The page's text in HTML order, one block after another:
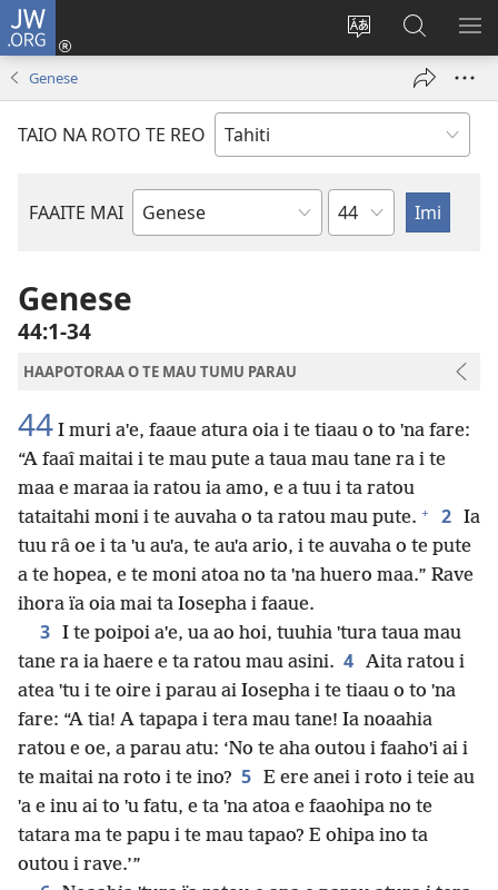
JW.ORG
Taui
reo
Nati
(opens
Maimiraa
nia
JW.ORG
Genese
TAIO NA ROTO TE REO
FAAITE MAI
Buka
Pene
Genese
44:1-34
HAAPOTORAA O TE MAU TUMU PARAU
44 I muri aˈe, faaue atura oia i te tiaau o to ˈna fare:
“A faaî maitai i te mau pute a taua mau tane ra i te
maa e maraa ia ratou ia amo, e a tuu i ta ratou
tataitahi moni i te auvaha o ta ratou mau pute. + 2 Ia
tuu râ oe i ta ˈu auˈa, te auˈa ario, i te auvaha o te pute
a te hopea, e te moni atoa no ta ˈna huero maa.” Rave
ihora ïa oia mai ta Iosepha i faaue.
3 I te poipoi aˈe, ua ao hoi, tuuhia ˈtura taua mau
tane ra ia haere e ta ratou mau asini. 4 Aita ratou i
atea ˈtu i te oire i parau ai Iosepha i te tiaau o to ˈna
fare: “A tia! A tapapa i tera mau tane! Ia noaahia
ratou e oe, a parau atu: ‘No te aha outou i faahoˈi ai i
te maitai na roto i te ino? 5 E ere anei i roto i teie au
ˈa e inu ai to ˈu fatu, e ta ˈna atoa e faaohipa no te
tatara ma te papu i te mau tapao? E ohipa ino ta
outou i rave.’”